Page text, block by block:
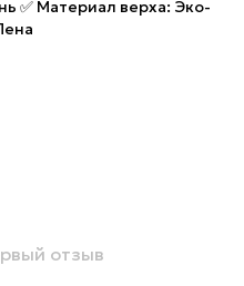
✅ Материал верха: Эко-
отзыв